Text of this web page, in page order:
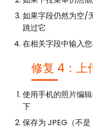
如果字段仍然为空/
跳过它
在相关字段中输入
修复 4：上
使用手机的照片编
下
保存为 JPEG（不是